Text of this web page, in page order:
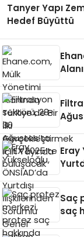
Tanyer Yapı
Hedef Büyüttü
Eray
Saç
saç